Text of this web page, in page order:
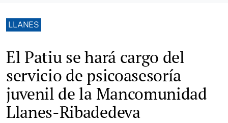
LLANES
El Patiu se hará cargo del
servicio de psicoasesoría
juvenil de la Mancomunidad
Llanes-Ribadedeva